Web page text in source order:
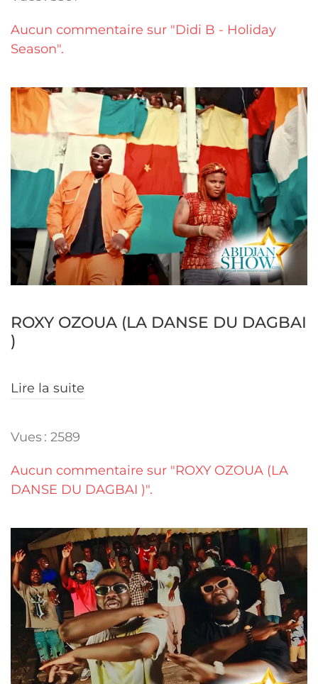
Aucun commentaire sur "Didi B - Holiday
Season".
ROXY OZOUA (LA DANSE DU DAGBAI
)
Lire la suite
Vues : 2589
Aucun commentaire sur "ROXY OZOUA (LA
DANSE DU DAGBAI )".